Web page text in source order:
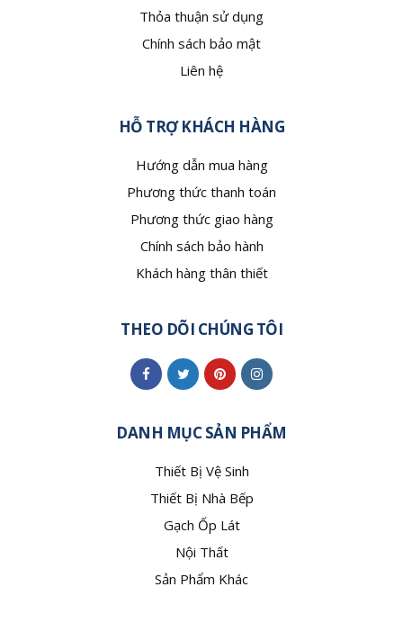
Thỏa thuận sử dụng
Chính sách bảo mật
Liên hệ
HỖ TRỢ KHÁCH HÀNG
Hướng dẫn mua hàng
Phương thức thanh toán
Phương thức giao hàng
Chính sách bảo hành
Khách hàng thân thiết
THEO DÕI CHÚNG TÔI
DANH MỤC SẢN PHẨM
Thiết Bị Vệ Sinh
Thiết Bị Nhà Bếp
Gạch Ốp Lát
Nội Thất
Sản Phẩm Khác